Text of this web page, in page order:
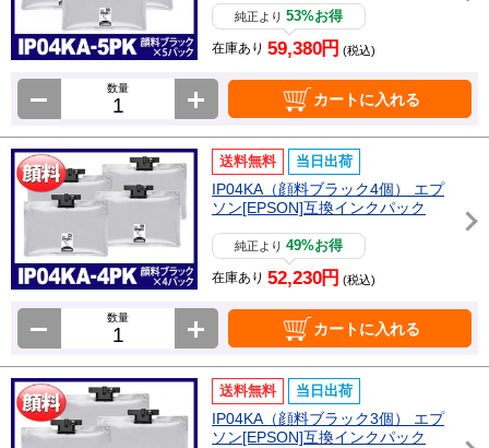
純正より53%お得
在庫あり 59,380円 (税込)
数量
カートに入れる
送料無料 当日出荷
IP04KA（顔料ブラック4個） エプ
ソン[EPSON]互換インクパック
純正より49%お得
在庫あり 52,230円 (税込)
数量
カートに入れる
送料無料 当日出荷
IP04KA（顔料ブラック3個） エプ
ソン[EPSON]互換インクパック